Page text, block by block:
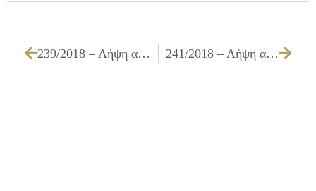
239/2018 – Λήψη απόφασης για επιβολή προστίμου λόγω παράβασης του άρθρου 7 παρ. 3 εδαφ. 1 του Κανονισμού Προστασίας του Περιβάλλοντος 241/2018 – Λήψη απόφασης Δημοτικού Συμβουλίου για αίτηση χορήγησης αδειών ίδρυσης και λειτουργίας των Δημοτικών Παιδικών Βρεφονηπιακών Σταθμών του Δήμου Ιλίου, οι οποίοι λειτουργούν ως Τμήματα Διεύθυνσης Προσχολικής Αγωγής του Δήμου Ιλίου»